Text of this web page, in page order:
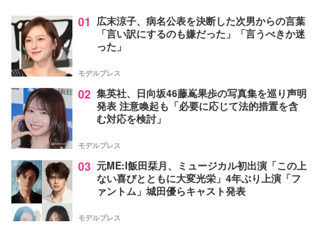
01 広末涼子、病名公表を決断した次男からの言葉
「言い訳にするのも嫌だった」「言うべきか迷
った」
モデルプレス
02 集英社、日向坂46藤嶌果歩の写真集を巡り声明
発表 注意喚起も「必要に応じて法的措置を含
む対応を検討」
モデルプレス
03 元ME:I飯田栞月、ミュージカル初出演「この上
ない喜びとともに大変光栄」4年ぶり上演「フ
ァントム」城田優らキャスト発表
モデルプレス